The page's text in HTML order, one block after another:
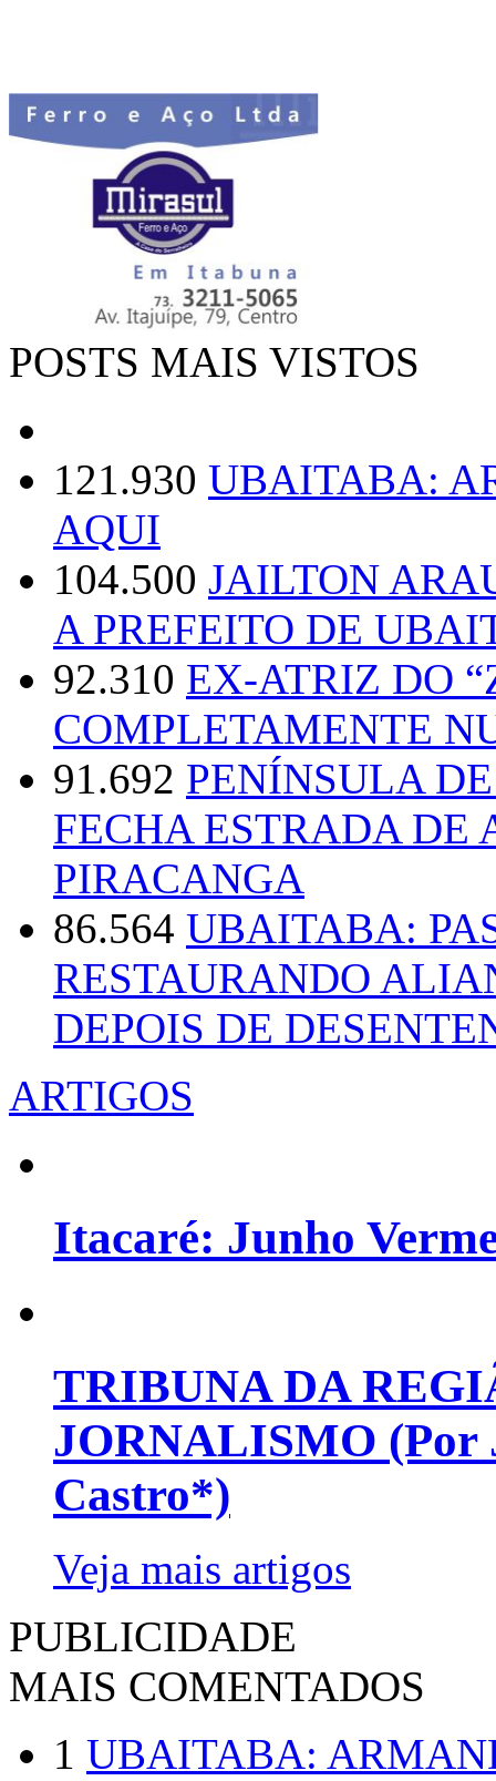
POSTS MAIS VISTOS
121.930 UBAITABA:
AQUI
104.500 JAILTON
A PREFEITO DE
92.310 EX-ATRIZ DO
COMPLETAMENTE
91.692 PENÍNSULA
FECHA ESTRADA DE
PIRACANGA
86.564 UBAITABA:
RESTAURANDO
DEPOIS DE
ARTIGOS
Itacaré: Junho
TRIBUNA DA
JORNALISMO (Por
Castro*)
Veja mais artigos
PUBLICIDADE
MAIS COMENTADOS
1 UBAITABA: